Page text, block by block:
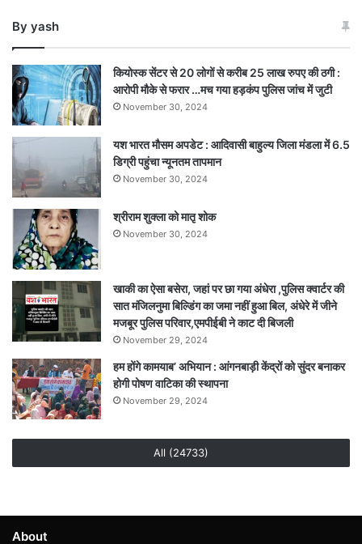
की
गंभीर
By yash
कियोस्क सेंटर से 20 लोगों से करीब 25 लाख रुपए की ठगी :
आरोपी मौके से फरार …मच गया हड़कंप पुलिस जांच में जुटी
November 30, 2024
यश भारत मौसम अपडेट : आदिवासी बाहुल्य जिला मंडला में 6.5
डिग्री पहुंचा न्यूनतम तापमान
November 30, 2024
श्रीराम शुक्ला को मातृ शोक
November 30, 2024
खाकी का ऐसा बसेरा, जहां पर छा गया अंधेरा ,पुलिस क्वार्टर की
सात मंजिलनुमा बिल्डिंग का जमा नहीं हुआ बिल, अंधेरे में जीने
मजबूर पुलिस परिवार,एमपीईबी ने काट दी बिजली
November 29, 2024
हम होंगे कामयाब’ अभियान : आंगनबाड़ी केंद्रों को सुंदर बनाकर
होगी पोषण वाटिका की स्थापना
November 29, 2024
All (24733)
About